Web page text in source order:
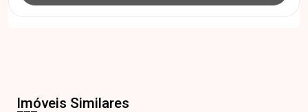
Imóveis Similares